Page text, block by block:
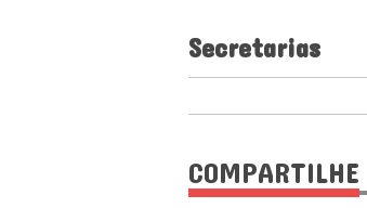
Secretarias
COMPARTILHE